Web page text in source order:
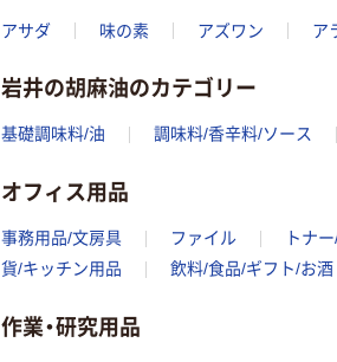
アサダ 味の素 アズワン ア
岩井の胡麻油のカテゴリー
基礎調味料/油 調味料/香辛料/ソース
オフィス用品
事務用品/文房具 ファイル トナ
貨/キッチン用品
飲料/食品/ギフト/お酒
作業・研究用品